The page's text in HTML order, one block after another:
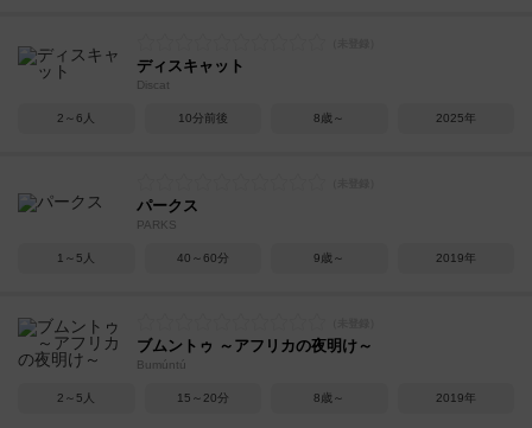
ディスキャット
Discat
2～6人 10分前後 8歳～ 2025年
パークス
PARKS
1～5人 40～60分 9歳～ 2019年
ブムントゥ ～アフリカの夜明け～
Bumúntú
2～5人 15～20分 8歳～ 2019年